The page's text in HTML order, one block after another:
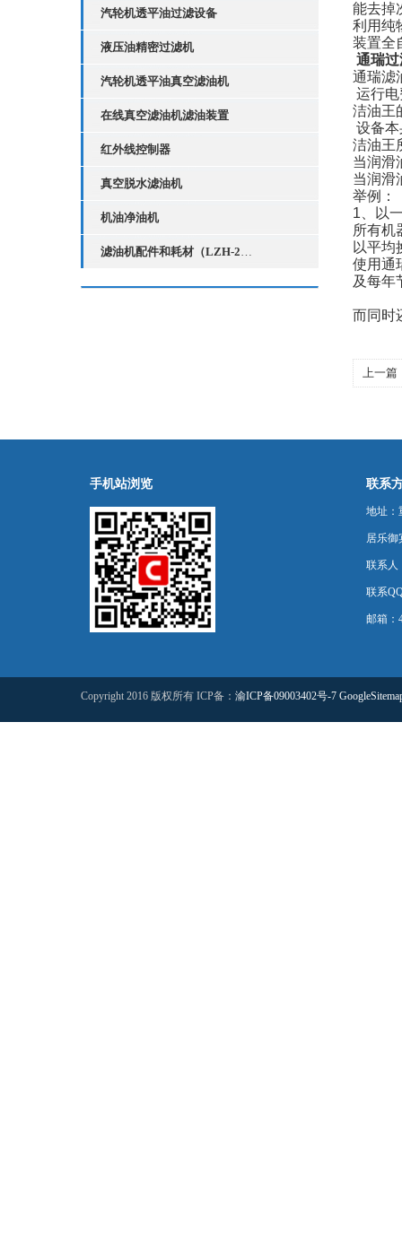
汽轮机透平油过滤设备
液压油精密过滤机
汽轮机透平油真空滤油机
在线真空滤油机滤油装置
红外线控制器
真空脱水滤油机
机油净油机
滤油机配件和耗材（LZH-2红外线液位控制器）
能去掉
利用纯
装置全
通瑞
通瑞滤
运行
洁油王
设备
洁油王
当润滑
当润滑
举例：
1 、以
所有机
以平均
使用通
及每年
而同时
上一篇
手机站浏览 联系
地址：
居乐御
联系人
联系
邮箱：
Copyright 2016 版权所有 ICP备： 渝ICP备09003402号-7